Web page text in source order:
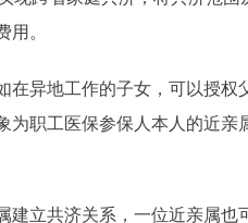
。
异地工作的子女，可以授权
职工医保参保人本人的近亲
立共济关系，一位近亲属也